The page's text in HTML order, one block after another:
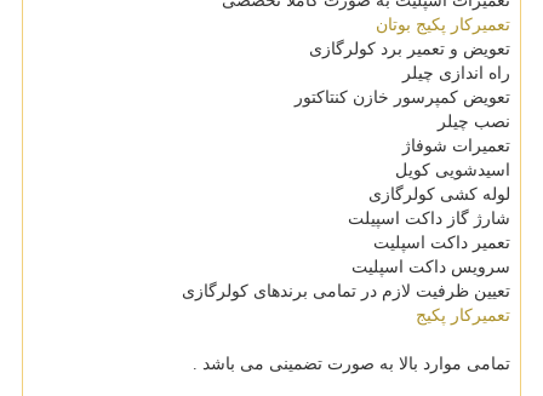
تعمیرکار پکیج بوتان
تعویض و تعمیر برد کولرگازی
راه اندازی چیلر
تعویض کمپرسور خازن کنتاکتور
نصب چیلر
تعمیرات شوفاژ
اسیدشویی کویل
لوله کشی کولرگازی
شارژ گاز داکت اسپیلت
تعمیر داکت اسپلیت
سرویس داکت اسپلیت
تعیین ظرفیت لازم در تمامی برندهای کولرگازی
تعمیرکار پکیج
تمامی موارد بالا به صورت تضمینی می باشد .